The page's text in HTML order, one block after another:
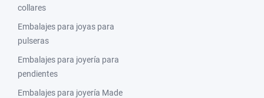
collares
Embalajes para joyas para
pulseras
Embalajes para joyería para
pendientes
Embalajes para joyería Made